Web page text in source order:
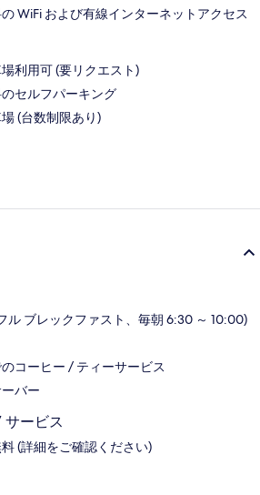
WiFi および有線インターネットアクセス
利用可 (要リクエスト)
セルフパーキング
(台数制限あり)
ル ブレックファスト、毎朝 6:30 ～ 10:00)
コーヒー / ティーサービス
バー
ービス
(詳細をご確認ください)